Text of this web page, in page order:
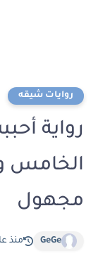
روايات شيقه
رواية
مجهول
GeGe منذ